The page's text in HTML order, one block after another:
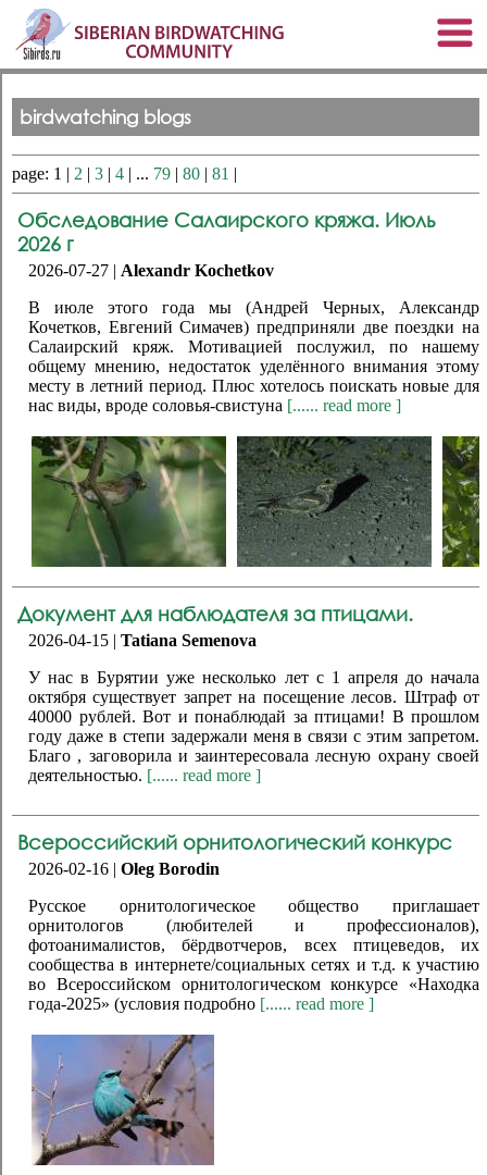
birdwatching blogs
page: 1 | 2 | 3 | 4 | ... 79 | 80 | 81 |
Обследование Салаирского кряжа. Июль
2026 г
2026-07-27 | Alexandr Kochetkov
В июле этого года мы (Андрей Черных, Александр
Кочетков, Евгений Симачев) предприняли две поездки на
Салаирский кряж. Мотивацией послужил, по нашему
общему мнению, недостаток уделённого внимания этому
месту в летний период. Плюс хотелось поискать новые для
нас виды, вроде соловья-свистуна [...... read more ]
Документ для наблюдателя за птицами.
2026-04-15 | Tatiana Semenova
У нас в Бурятии уже несколько лет с 1 апреля до начала
октября существует запрет на посещение лесов. Штраф от
40000 рублей. Вот и понаблюдай за птицами! В прошлом
году даже в степи задержали меня в связи с этим запретом.
Благо , заговорила и заинтересовала лесную охрану своей
деятельностью. [...... read more ]
Всероссийский орнитологический конкурс
2026-02-16 | Oleg Borodin
Русское орнитологическое общество приглашает
орнитологов (любителей и профессионалов),
фотоанималистов, бёрдвотчеров, всех птицеведов, их
сообщества в интернете/социальных сетях и т.д. к участию
во Всероссийском орнитологическом конкурсе «Находка
года-2025» (условия подробно [...... read more ]